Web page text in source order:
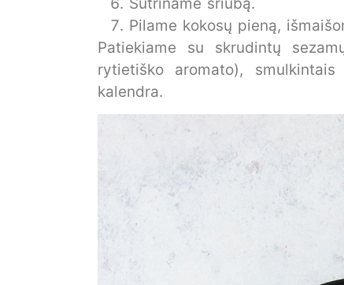
Pilame kokosų pieną,
Patiekiame su skrudintų
rytietiško aromato),
kalendra.